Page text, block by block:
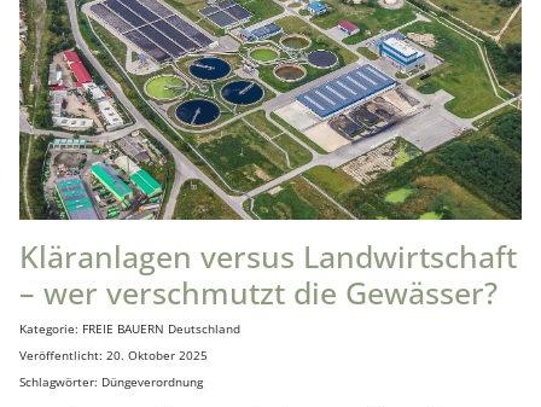
Kläranlagen versus Landwirtschaft
– wer verschmutzt die Gewässer?
Details
Kategorie: FREIE BAUERN Deutschland
Veröffentlicht: 20. Oktober 2025
Schlagwörter: Düngeverordnung